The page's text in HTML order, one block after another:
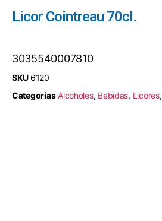
Licor Cointreau 70cl.
3035540007810
SKU 6120
Categorías Alcoholes, Bebidas, Licores,